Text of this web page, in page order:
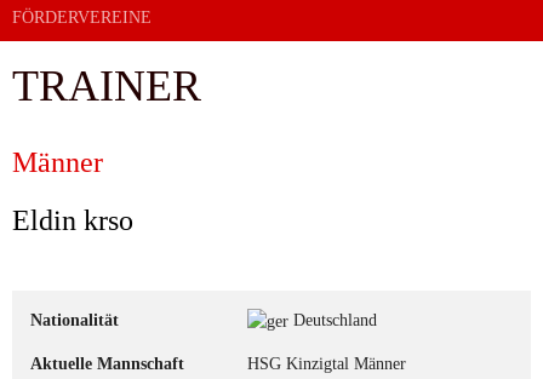
FÖRDERVEREINE
TRAINER
Männer
Eldin krso
Nationalität Deutschland
Aktuelle Mannschaft HSG Kinzigtal Männer